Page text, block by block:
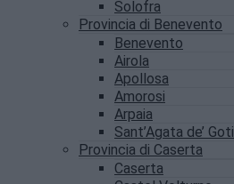
Solofra
Provincia di Benevento
Benevento
Airola
Apollosa
Amorosi
Arpaia
Sant’Agata de’ Goti
Provincia di Caserta
Caserta